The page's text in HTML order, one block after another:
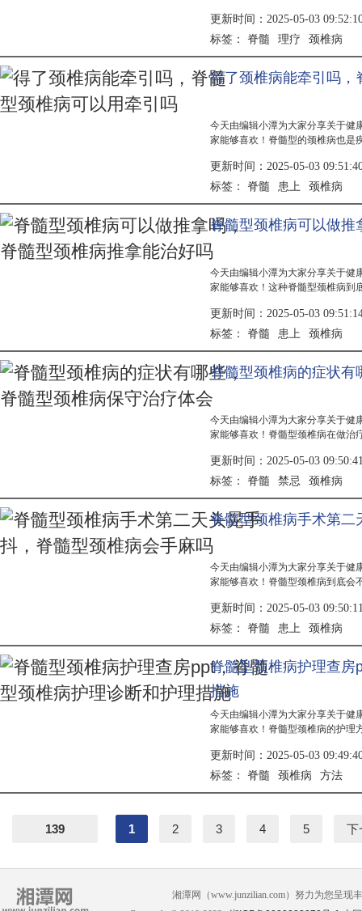
的改善，不过很多人对这种理疗改
个脊髓型...
更新时间：2025-05-03
标签： 脊髓 理疗 颈椎病
得了颈椎病能牵引吗，
今天由编辑小潭为大家分享关于健
家能够喜欢！脊髓型的颈椎病也是
也无法让颈部正常的休息，在这样
的颈部不...
更新时间：2025-05-03
标签： 脊髓 患上 颈椎病
脊髓型颈椎病可以做推
今天由编辑小潭为大家分享关于健
家能够喜欢！这种脊髓型颈椎病到
们的颈椎无法正常的活动，每次稍
扭动自己...
更新时间：2025-05-03
标签： 脊髓 患上 颈椎病
脊髓型颈椎病的症状有
今天由编辑小潭为大家分享关于健
家能够喜欢！脊髓型颈椎病在做治
椎病会让患者的脖子感觉到有僵硬
象，脊髓...
更新时间：2025-05-03
标签： 脊髓 禁忌 颈椎病
脊髓型颈椎病手术第二
今天由编辑小潭为大家分享关于健
家能够喜欢！脊髓型颈椎病到底会
手抖是要中风了，也有很多人担心
不排除这...
更新时间：2025-05-03
标签： 脊髓 患上 颈椎病
脊髓型颈椎病护理查房
措施
今天由编辑小潭为大家分享关于健
家能够喜欢！脊髓型颈椎病的护理
椎病之后是不用手术治疗，用平时
是最明显...
更新时间：2025-05-03
标签： 脊髓 颈椎病 方法
139 1 2 3 4 5 下
湘潭网（www.junzilian.com）努力为您呈现